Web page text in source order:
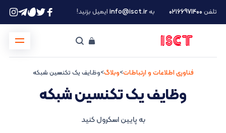
تلفن ۰۲۱66971400 بهinfo@isct.irایمیل بزنید!
فناوری اطلاعات و ارتباطات>وبلاگ>وظایف یک تکنسین شبکه
وظایف یک تکنسین شبکه
به پایین اسکرول کنید